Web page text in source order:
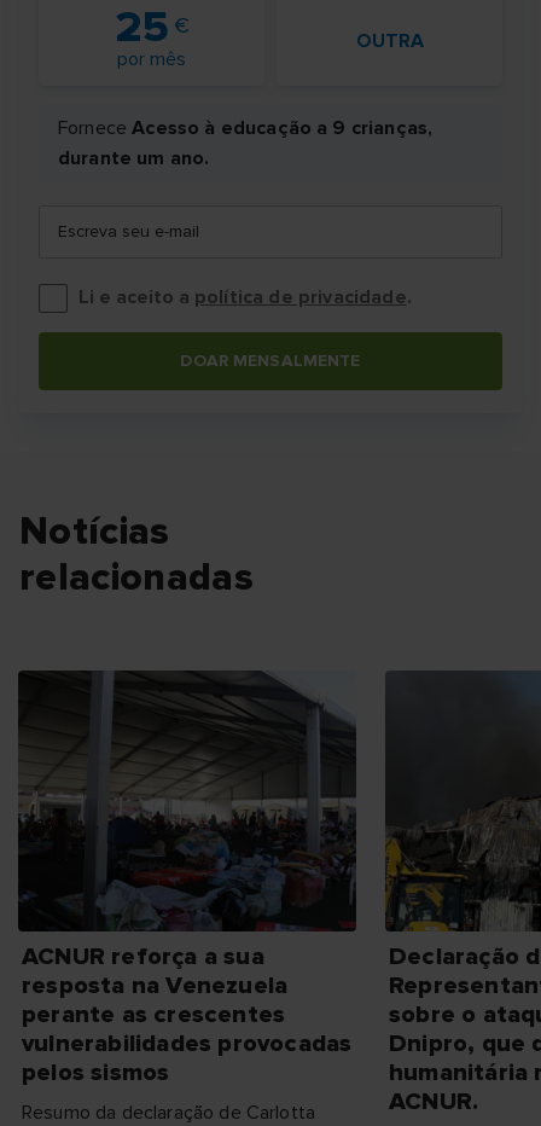
25
por mês
OUTRA
ForneceAcesso à educação a 9 crianças,
durante um ano.
Escreva seu e-mail
Li e aceito a política de privacidade.
DOAR MENSALMENTE
Notícias
relacionadas
ACNUR reforça a sua
resposta na Venezuela
perante as crescentes
vulnerabilidades provocadas
pelos sismos
Resumo da declaração de Carlotta
Declaração
sobre o
Dnipro, que
humanitária
ACNUR.